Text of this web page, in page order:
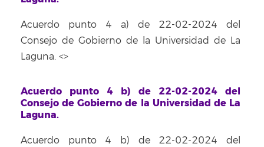
Acuerdo punto 4 a) de 22-02-2024 del
Consejo de Gobierno de la Universidad de La
Laguna. <>
Acuerdo punto 4 b) de 22-02-2024 del
Consejo de Gobierno de la Universidad de La
Laguna.
Acuerdo punto 4 b) de 22-02-2024 del